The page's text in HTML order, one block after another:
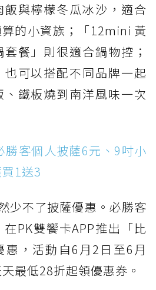
與檸檬冬瓜冰沙，適合
的小資族；「12mini 黃
餐」則很適合鍋物控；
可以搭配不同品牌一起
鐵板燒到南洋風味一次
勝客個人披薩6元、9吋小
1送3
少不了披薩優惠。必勝客
PK雙饗卡APP推出「比
惠，活動自6月2日至6月
最低28折起領優惠券。